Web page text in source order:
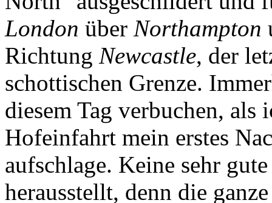
London über Northampton
Richtung Newcastle, der
schottischen Grenze.
diesem Tag verbuchen, als
Hofeinfahrt mein erstes
aufschlage. Keine sehr
herausstellt, denn die